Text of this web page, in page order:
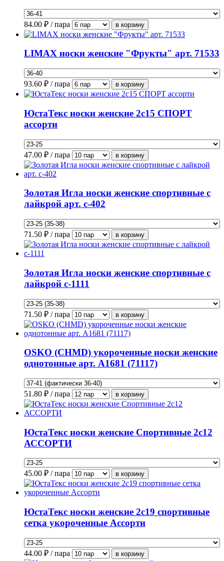
84.00 ₽ / пара
LIMAX носки женские "Фрукты" арт. 71533
93.60 ₽ / пара
ЮстаТекс носки женские 2с15 СПОРТ
ассорти
47.00 ₽ / пара
Золотая Игла носки женские спортивные с
лайкрой арт. с-402
71.50 ₽ / пара
Золотая Игла носки женские спортивные с
лайкрой с-1111
71.50 ₽ / пара
OSKO (CHMD) укороченные носки женские
однотонные арт. А1681 (71117)
51.80 ₽ / пара
ЮстаТекс носки женские Спортивные 2с12
АССОРТИ
45.00 ₽ / пара
ЮстаТекс носки женские 2с19 спортивные
сетка укороченные Ассорти
44.00 ₽ / пара